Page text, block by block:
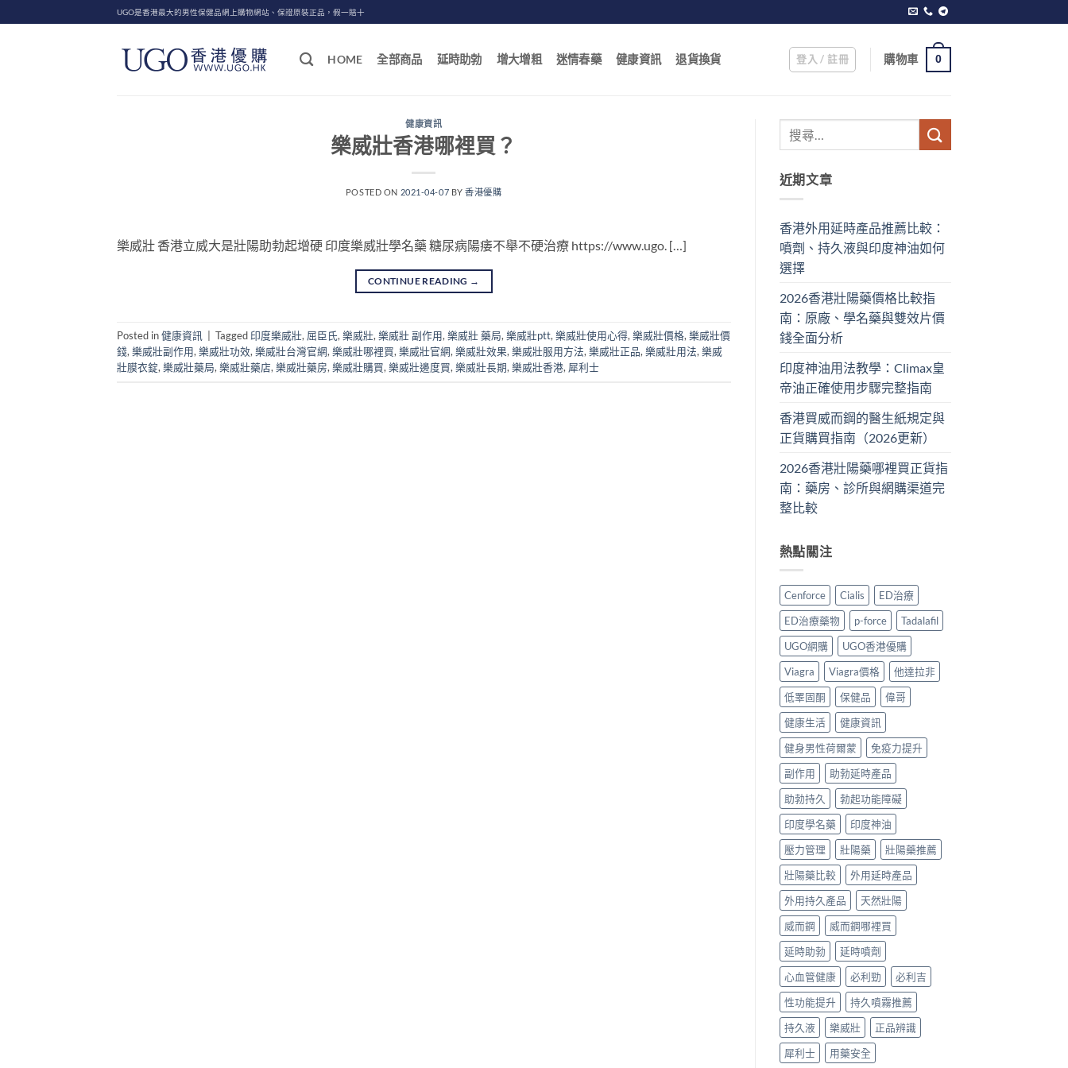
to
UGO是香港最大的男性保健品網上購物網站、保證原裝正品，假一賠十
HOME 全部商品 延時助勃 增大增粗 迷情春藥 健康資訊 退貨換貨 登入 / 註冊 購物車 0
健康資訊
樂威壯香港哪裡買？
POSTED ON 2021-04-07 BY香港優購
樂威壯 香港立威大是壯陽助勃起增硬 印度樂威壯學名藥 糖尿病陽痿不舉不硬治療 https://www.ugo. […]
CONTINUE READING →
Posted in健康資訊 Tagged 印度樂威壯, 屈臣氏, 樂威壯, 樂威壯 副作用, 樂威壯 藥局, 樂威壯ptt, 樂威壯使用心得, 樂威壯價格, 樂威壯價
錢, 樂威壯副作用, 樂威壯功效, 樂威壯台灣官網, 樂威壯哪裡買, 樂威壯官網, 樂威壯效果, 樂威壯服用方法, 樂威壯正品, 樂威壯用法, 樂威
壯膜衣錠, 樂威壯藥局, 樂威壯藥店, 樂威壯藥房, 樂威壯購買, 樂威壯邊度買, 樂威壯長期, 樂威壯香港, 犀利士
近期文章
香港外用延時產品推薦比較：
噴劑、持久液與印度神油如何
選擇
2026香港壯陽藥價格比較指
南：原廠、學名藥與雙效片價
錢全面分析
印度神油用法教學：Climax皇
帝油正確使用步驟完整指南
香港買威而鋼的醫生紙規定與
正貨購買指南（2026更新）
2026香港壯陽藥哪裡買正貨指
南：藥房、診所與網購渠道完
整比較
熱點關注
Cenforce Cialis
ED治療
ED治療藥物
p-force
Tadalafil
UGO網購
UGO香港優購
Viagra
Viagra價格
他達拉非
低睪固酮
保健品
偉哥
健康生活
健康資訊
健身男性荷爾蒙
免疫力提升
副作用
助勃延時產品
助勃持久
勃起功能障礙
印度學名藥
印度神油
壓力管理
壯陽藥
壯陽藥推薦
壯陽藥比較
外用延時產品
外用持久產品
天然壯陽
威而鋼
威而鋼哪裡買
延時助勃
延時噴劑
心血管健康
必利勁
必利吉
性功能提升
持久噴霧推薦
持久液
樂威壯
正品辨識
犀利士
用藥安全